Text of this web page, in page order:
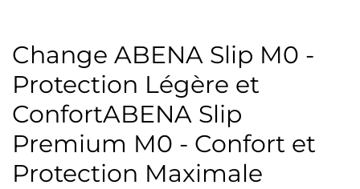
Change ABENA Slip M0 -
Protection Légère et
ConfortABENA Slip
Premium M0 - Confort et
Protection Maximale